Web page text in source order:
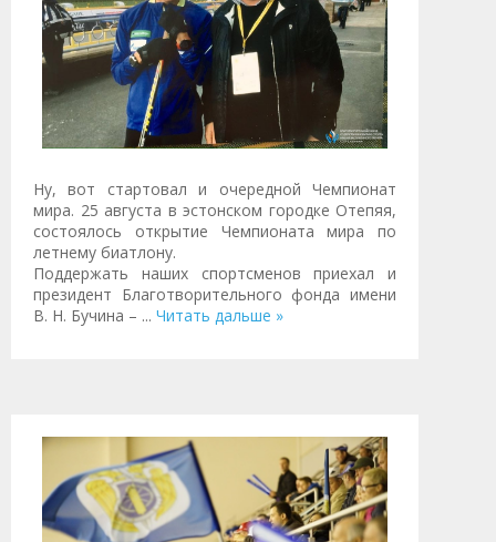
Ну, вот стартовал и очередной Чемпионат
мира. 25 августа в эстонском городке Отепяя,
состоялось открытие Чемпионата мира по
летнему биатлону.
Поддержать наших спортсменов приехал и
президент Благотворительного фонда имени
В. Н. Бучина – ... Читать дальше »